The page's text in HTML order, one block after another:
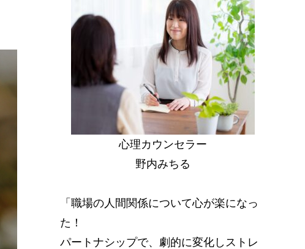
心理カウンセラー
野内みちる
「職場の人間関係について心が楽になっ
た！
パートナシップで、劇的に変化しストレ